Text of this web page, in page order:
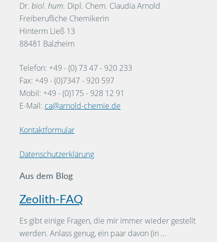
Dr. biol. hum. Dipl. Chem. Claudia Arnold
Freiberufliche Chemikerin
Hinterm Ließ 13
88481 Balzheim
Telefon: +49 - (0) 73 47 - 920 233
Fax: +49 - (0)7347 - 920 597
Mobil: +49 - (0)175 - 928 12 91
E-Mail: ca@arnold-chemie.de
Kontaktformular
Datenschutzerklärung
Aus dem Blog
Zeolith-FAQ
Es gibt einige Fragen, die mir immer wieder gestellt
werden. Anlass genug, ein paar davon (in …